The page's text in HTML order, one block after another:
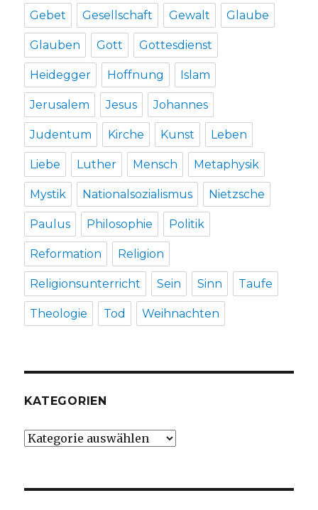
Gebet Gesellschaft Gewalt Glaube
Glauben Gott Gottesdienst
Heidegger Hoffnung Islam
Jerusalem Jesus Johannes
Judentum Kirche Kunst Leben
Liebe Luther Mensch Metaphysik
Mystik Nationalsozialismus Nietzsche
Paulus Philosophie Politik
Reformation Religion
Religionsunterricht Sein Sinn Taufe
Theologie Tod Weihnachten
KATEGORIEN
Kategorien